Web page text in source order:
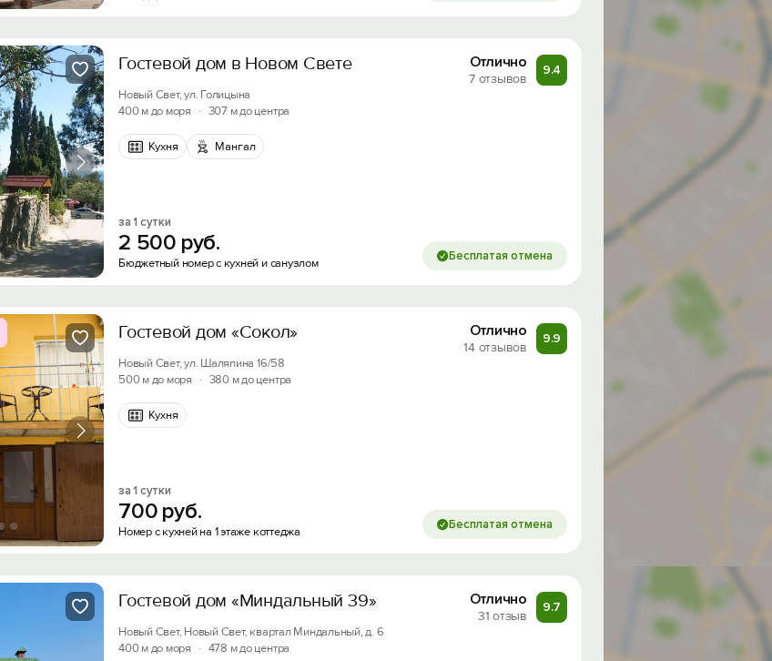
Гостевой дом в Новом Свете Отлично
7 отзывов
9.4
Новый Свет, ул. Голицына
400 м до моря
· 307 м до центра
Кухня Мангал
за 1 сутки
2 500 руб.
Бюджетный номер с кухней и санузлом Бесплатая отмена
Гостевой дом «Сокол» Отлично
14 отзывов
9.9
Новый Свет, ул. Шаляпина 16/58
500 м до моря
· 380 м до центра
Кухня
за 1 сутки
700 руб.
Номер с кухней на 1 этаже коттеджа Бесплатая отмена
Гостевой дом «Миндальный 39» Отлично
31 отзыв
9.7
Новый Свет, Новый Свет, квартал Миндальный, д. 6
400 м до моря
· 478 м до центра